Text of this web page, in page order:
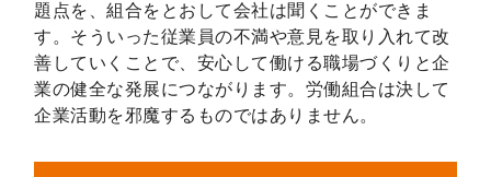
題点を、組合をとおして会社は聞くことができま
す。そういった従業員の不満や意見を取り入れて改
善していくことで、安心して働ける職場づくりと企
業の健全な発展につながります。労働組合は決して
企業活動を邪魔するものではありません。